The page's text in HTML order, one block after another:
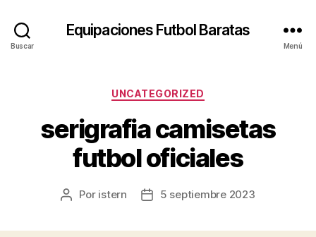
Buscar
Equipaciones Futbol Baratas
Menú
Categorías
UNCATEGORIZED
serigrafia camisetas
futbol oficiales
Autor
Por istern
Fecha5 septiembre 2023